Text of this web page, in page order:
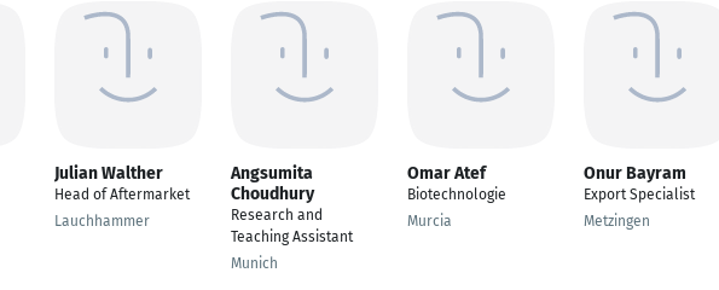
Julian Walther
Head of Aftermarket
Lauchhammer
Angsumita
Choudhury
Research and
Teaching Assistant
Munich
Omar Atef
Biotechnologie
Murcia
Onur Bayram
Export Specialist
Metzingen